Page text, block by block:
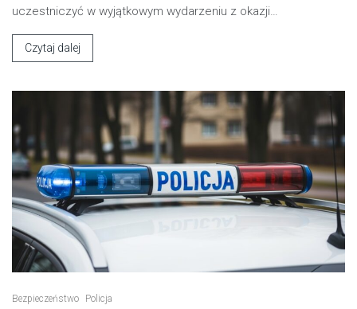
uczestniczyć w wyjątkowym wydarzeniu z okazji…
Czytaj dalej
Bezpieczeństwo Policja